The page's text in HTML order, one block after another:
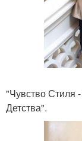
"Чувство Стиля
Детства".